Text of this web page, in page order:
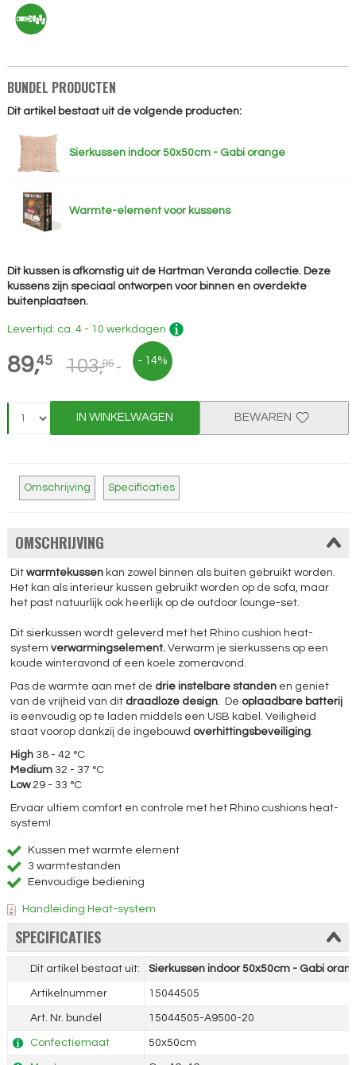
BUNDEL PRODUCTEN
Dit artikel bestaat uit de volgende producten:
Sierkussen indoor 50x50cm - Gabi orange
Warmte-element voor kussens
Dit kussen is afkomstig uit de Hartman Veranda collectie. Deze
kussens zijn speciaal ontworpen voor binnen en overdekte
buitenplaatsen.
Levertijd: ca. 4 - 10 werkdagen
89,45 103,95 - 14%
IN WINKELWAGEN BEWAREN
Omschrijving Specificaties
OMSCHRIJVING
Ditwarmtekussen kan zowel binnen als buiten gebruikt worden.
Het kan als interieur kussen gebruikt worden op de sofa, maar
het past natuurlijk ook heerlijk op de outdoor lounge-set.
Dit sierkussen wordt geleverd met het Rhino cushion heat-
systemverwarmingselement. Verwarm je sierkussens op een
koude winteravond of een koele zomeravond.
Pas de warmte aan met de drie instelbare standen en geniet
van de vrijheid van dit draadloze design. De oplaadbare batterij
is eenvoudig op te laden middels een USB kabel. Veiligheid
staat voorop dankzij de ingebouwd overhittingsbeveiliging.
High 38 - 42 °C
Medium 32 - 37 °C
Low 29 - 33 °C
Ervaar ultiem comfort en controle met het Rhino cushions heat-
system!
Kussen met warmte element
3 warmtestanden
Eenvoudige bediening
Handleiding Heat-system
SPECIFICATIES
Dit artikel bestaat uit: Sierkussen indoor 50x50cm - Gabi
Artikelnummer 15044505
Art. Nr. bundel 15044505-A9500-20
Confectiemaat 50x50cm